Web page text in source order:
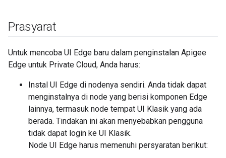
Prasyarat
Untuk mencoba UI Edge baru dalam penginstalan Apigee
Edge untuk Private Cloud, Anda harus:
Instal UI Edge di nodenya sendiri. Anda tidak dapat
menginstalnya di node yang berisi komponen Edge
lainnya, termasuk node tempat UI Klasik yang ada
berada. Tindakan ini akan menyebabkan pengguna
tidak dapat login ke UI Klasik.
Node UI Edge harus memenuhi persyaratan berikut: